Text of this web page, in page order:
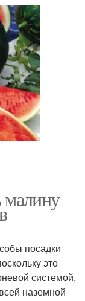
малину
посадки
это
системой,
наземной